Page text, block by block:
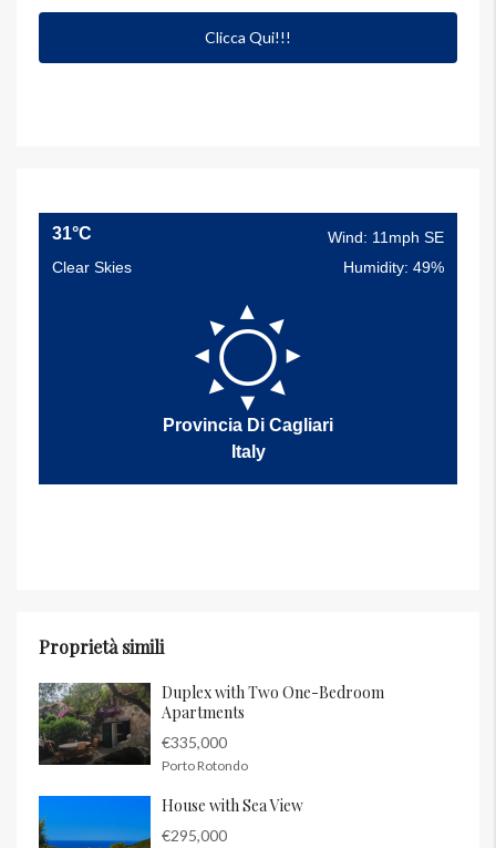
Clicca Qui!!!
31°C
Wind: 11mph SE
Clear Skies
Humidity: 49%
Provincia Di Cagliari
Italy
Proprietà simili
Duplex with Two One-Bedroom
Apartments
€335,000
Porto Rotondo
House with Sea View
€295,000